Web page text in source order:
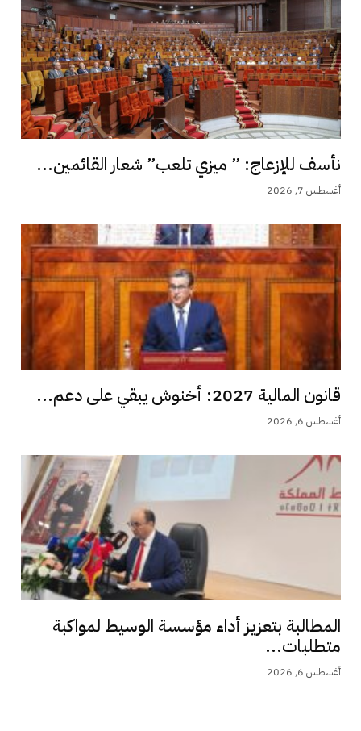
نأسف للإزعاج: ” ميزي تلعب” شعار القائمين...
أغسطس 7, 2026
قانون المالية 2027: أخنوش يبقي على دعم...
أغسطس 6, 2026
المطالبة بتعزيز أداء مؤسسة الوسيط لمواكبة
متطلبات...
أغسطس 6, 2026